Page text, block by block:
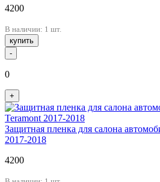
4200
В наличии: 1 шт.
купить
-
0
+
Защитная пленка для салона
2017-2018
4200